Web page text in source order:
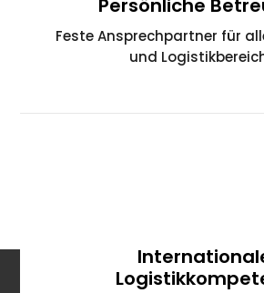
Persönliche
Feste Ansprechpartner für
und